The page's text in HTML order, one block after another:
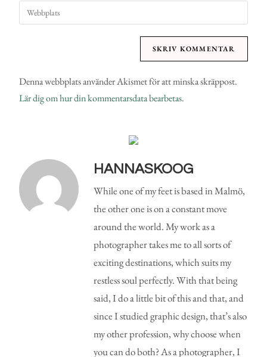
Denna webbplats använder Akismet för att minska skräppost.
Lär dig om hur din kommentarsdata bearbetas.
HANNASKOOG
While one of my feet is based in Malmö,
the other one is on a constant move
around the world. My work as a
photographer takes me to all sorts of
exciting destinations, which suits my
restless soul perfectly. With that being
said, I do a little bit of this and that, and
since I studied graphic design, that’s also
my other profession, why choose when
you can do both? As a photographer, I